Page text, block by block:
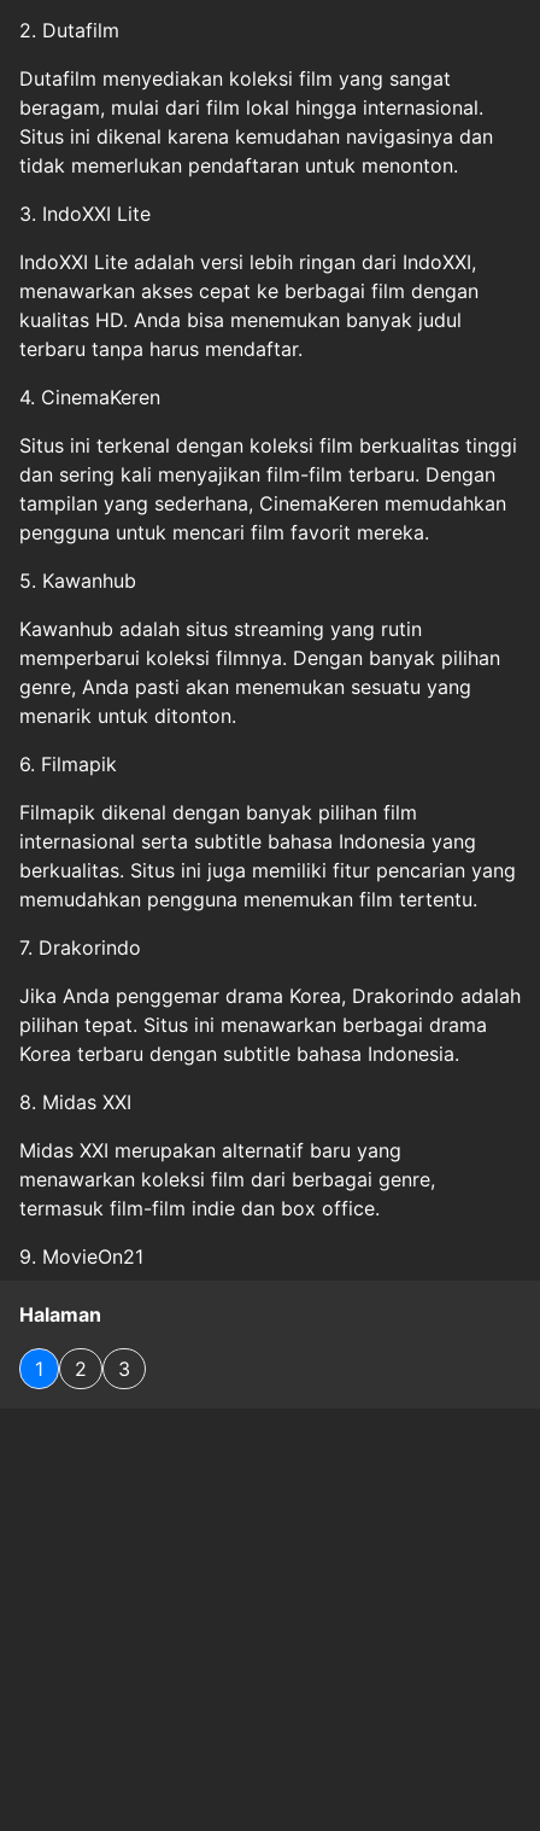
2. Dutafilm
Dutafilm menyediakan koleksi film yang sangat
beragam, mulai dari film lokal hingga internasional.
Situs ini dikenal karena kemudahan navigasinya dan
tidak memerlukan pendaftaran untuk menonton.
3. IndoXXI Lite
IndoXXI Lite adalah versi lebih ringan dari IndoXXI,
menawarkan akses cepat ke berbagai film dengan
kualitas HD. Anda bisa menemukan banyak judul
terbaru tanpa harus mendaftar.
4. CinemaKeren
Situs ini terkenal dengan koleksi film berkualitas tinggi
dan sering kali menyajikan film-film terbaru. Dengan
tampilan yang sederhana, CinemaKeren memudahkan
pengguna untuk mencari film favorit mereka.
5. Kawanhub
Kawanhub adalah situs streaming yang rutin
memperbarui koleksi filmnya. Dengan banyak pilihan
genre, Anda pasti akan menemukan sesuatu yang
menarik untuk ditonton.
6. Filmapik
Filmapik dikenal dengan banyak pilihan film
internasional serta subtitle bahasa Indonesia yang
berkualitas. Situs ini juga memiliki fitur pencarian yang
memudahkan pengguna menemukan film tertentu.
7. Drakorindo
Jika Anda penggemar drama Korea, Drakorindo adalah
pilihan tepat. Situs ini menawarkan berbagai drama
Korea terbaru dengan subtitle bahasa Indonesia.
8. Midas XXI
Midas XXI merupakan alternatif baru yang
menawarkan koleksi film dari berbagai genre,
termasuk film-film indie dan box office.
9. MovieOn21
Halaman
1 2 3